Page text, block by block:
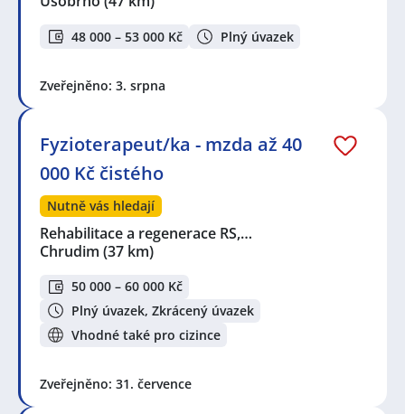
48 000 – 53 000 Kč Plný úvazek
Zveřejněno: 3. srpna
Fyzioterapeut/ka - mzda až 40
000 Kč čistého
Nutně vás hledají
Rehabilitace a regenerace RS,…
Chrudim (37 km)
50 000 – 60 000 Kč
Plný úvazek, Zkrácený úvazek
Vhodné také pro cizince
Zveřejněno: 31. července